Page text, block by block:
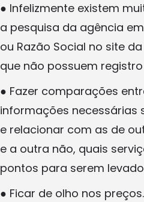
● Infelizmente existem
a pesquisa da agência
ou Razão Social no site
que não possuem
● Fazer comparações
informações necessárias
e relacionar com as de
e a outra não, quais
pontos para serem
● Ficar de olho nos